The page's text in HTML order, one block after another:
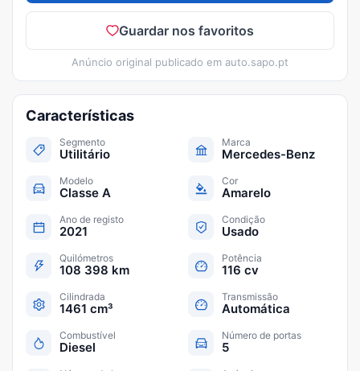
Guardar nos favoritos
Anúncio original publicado em auto.sapo.pt
Características
Segmento
Utilitário
Marca
Mercedes-Benz
Modelo
Classe A
Cor
Amarelo
Ano de registo
2021
Condição
Usado
Quilómetros
108 398 km
Potência
116 cv
Cilindrada
1461 cm³
Transmissão
Automática
Combustível
Diesel
Número de portas
5